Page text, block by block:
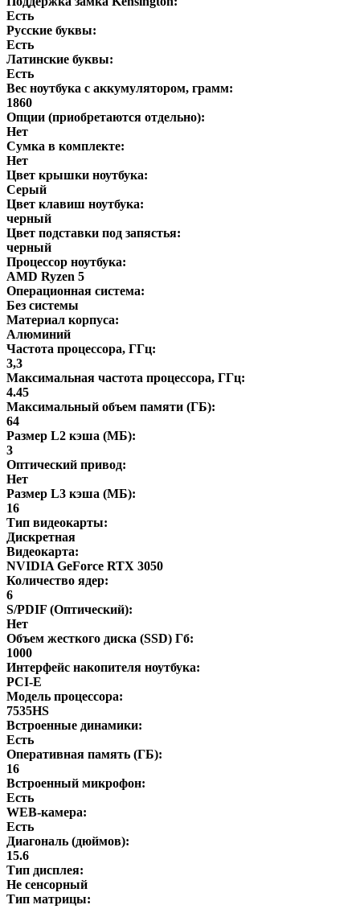
Есть
Русские буквы:
Есть
Латинские буквы:
Есть
Вес ноутбука с аккумулятором, грамм:
1860
Опции (приобретаются отдельно):
Нет
Сумка в комплекте:
Нет
Цвет крышки ноутбука:
Серый
Цвет клавиш ноутбука:
черный
Цвет подставки под запястья:
черный
Процессор ноутбука:
AMD Ryzen 5
Операционная система:
Без системы
Материал корпуса:
Алюминий
Частота процессора, ГГц:
3,3
Максимальная частота процессора, ГГц:
4.45
Максимальный объем памяти (ГБ):
64
Размер L2 кэша (МБ):
3
Оптический привод:
Нет
Размер L3 кэша (МБ):
16
Тип видеокарты:
Дискретная
Видеокарта:
NVIDIA GeForce RTX 3050
Количество ядер:
6
S/PDIF (Оптический):
Нет
Объем жесткого диска (SSD) Гб:
1000
Интерфейс накопителя ноутбука:
PCI-E
Модель процессора:
7535HS
Встроенные динамики:
Есть
Оперативная память (ГБ):
16
Встроенный микрофон:
Есть
WEB-камера:
Есть
Диагональ (дюймов):
15.6
Тип дисплея:
Не сенсорный
Тип матрицы: